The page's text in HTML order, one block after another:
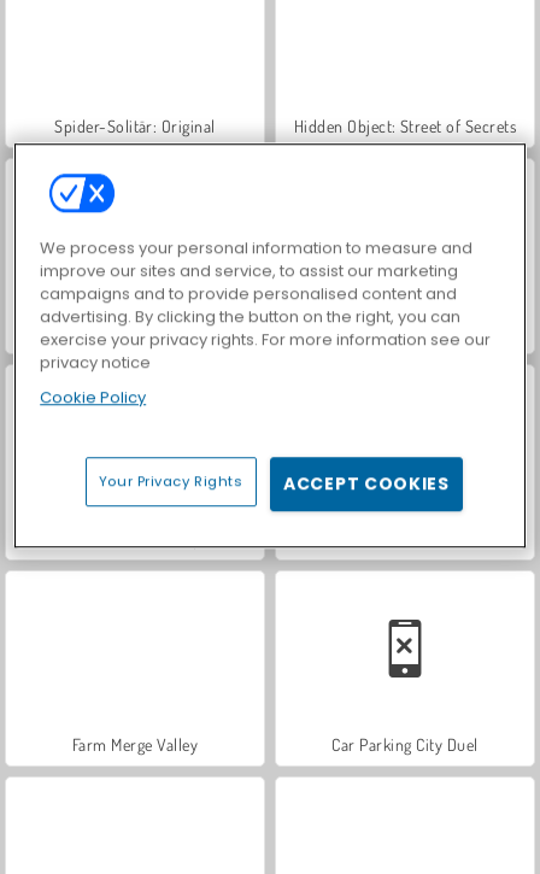
Spider-Solitär: Original Hidden Object: Street of Secrets
VegaMix Da Vinci Puzzles Let's Fish!
Farm Merge Valley Car Parking City Duel
We process your personal information to measure and
improve our sites and service, to assist our marketing
campaigns and to provide personalised content and
advertising. By clicking the button on the right, you can
exercise your privacy rights. For more information see our
privacy notice
Cookie Policy
Your Privacy Rights ACCEPT COOKIES